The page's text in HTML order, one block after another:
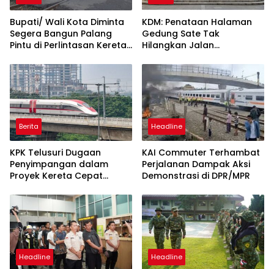
Bupati/ Wali Kota Diminta
Segera Bangun Palang
Pintu di Perlintasan Kereta
KDM: Penataan Halaman
Gedung Sate Tak
Hilangkan Jalan
Berita
KPK Telusuri Dugaan
Penyimpangan dalam
Proyek Kereta Cepat
Headline
KAI Commuter Terhambat
Perjalanan Dampak Aksi
Demonstrasi di DPR/MPR
Headline Headline